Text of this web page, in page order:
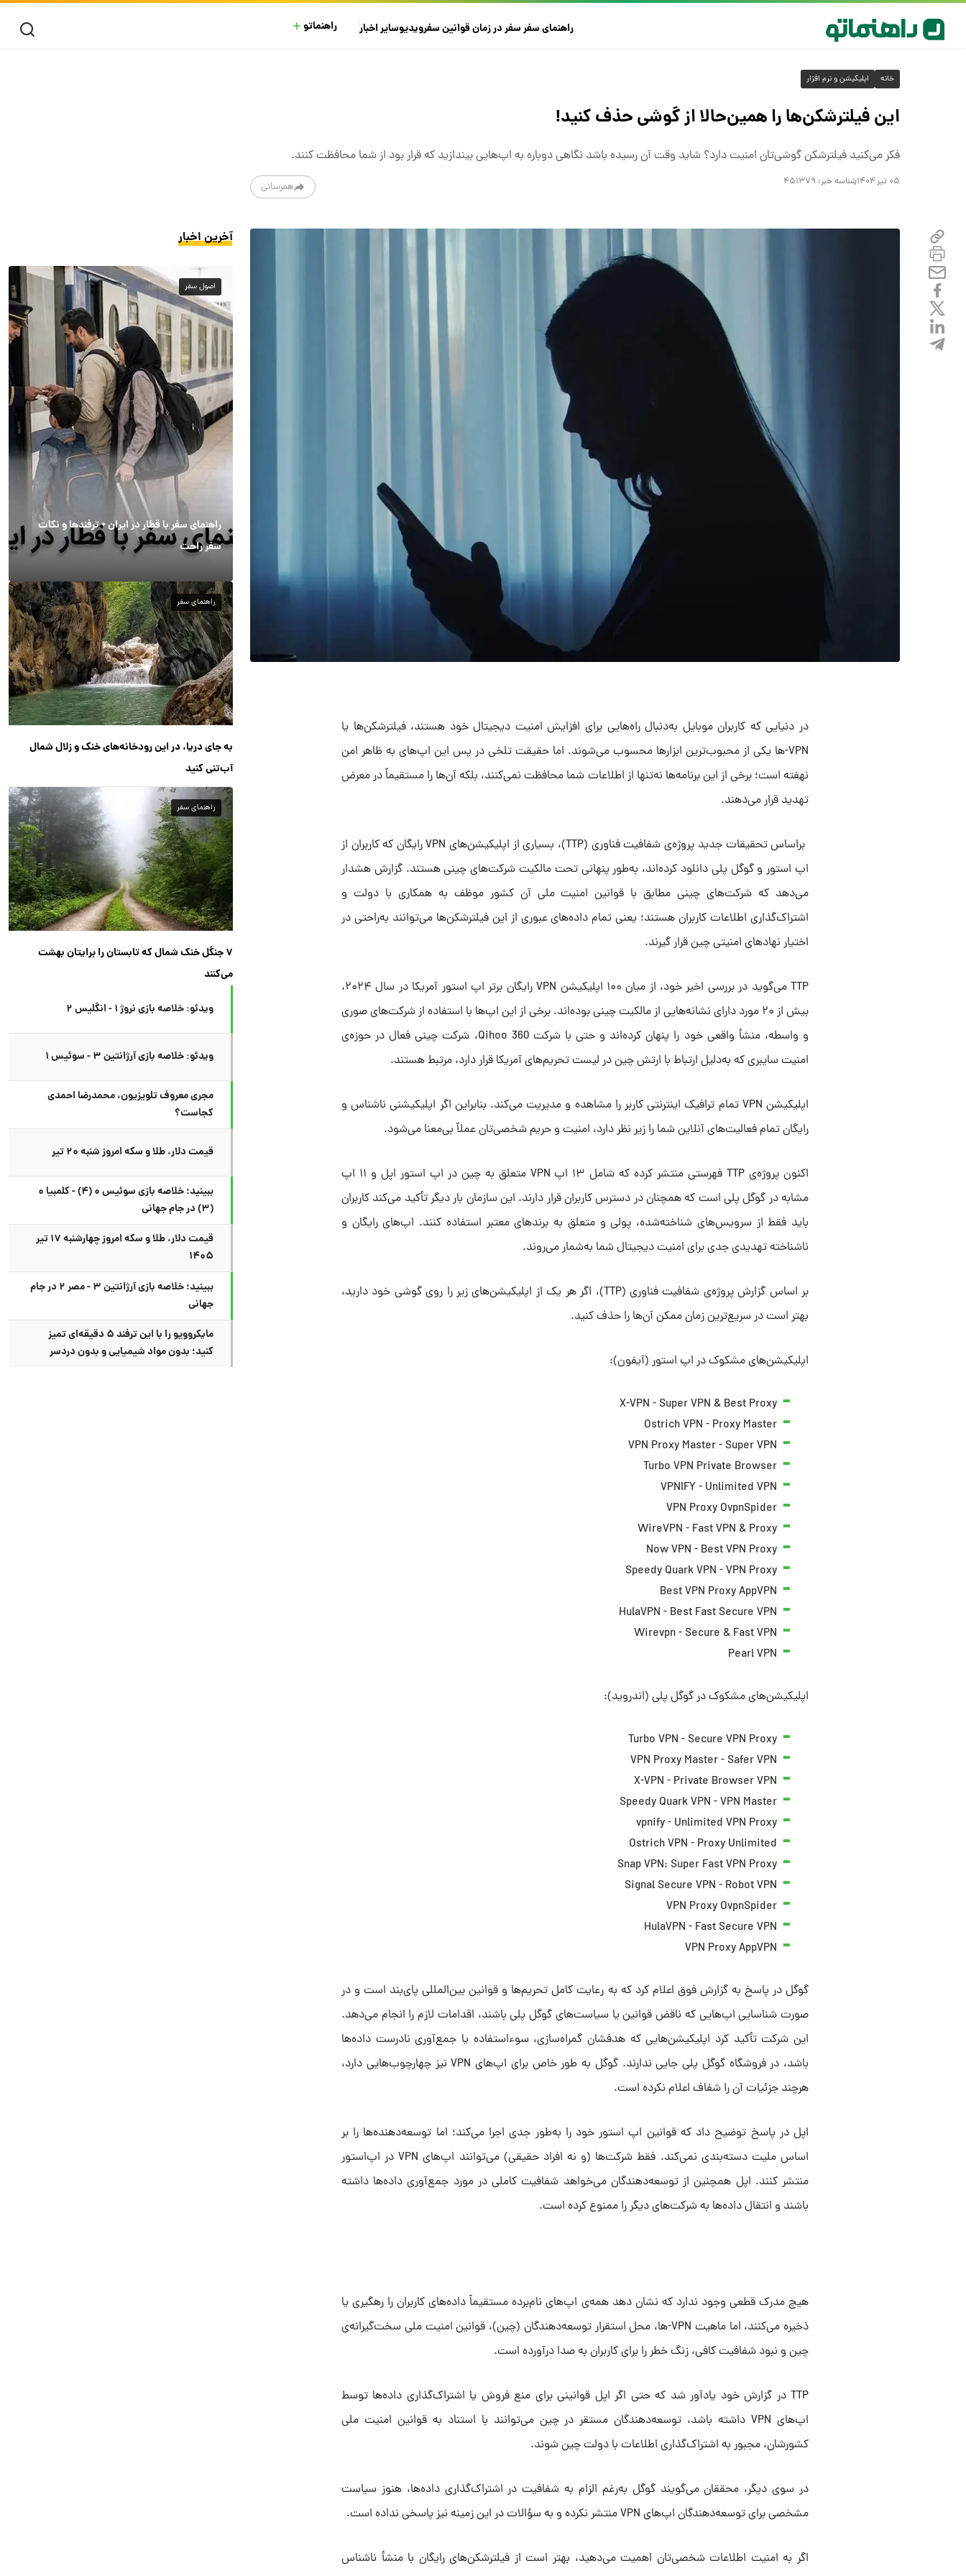
راهنمای سفرسفر در زمانقوانین سفرویدیوسایراخبار راهنماتو
خانه اپلیکیشن و نرم افزار
این فیلترشکن‌ها را همین‌حالا از گوشی حذف کنید!
فکر می‌کنید فیلترشکن گوشی‌تان امنیت دارد؟ شاید وقت آن رسیده باشد نگاهی دوباره به اپ‌هایی بیندازید که قرار بود از شما محافظت کنند.
۰۵ تیر ۱۴۰۴ شناسه خبر: ۴۵۱۳۷۹ همرسانی
در دنیایی که کاربران موبایل به‌دنبال راه‌هایی برای افزایش امنیت دیجیتال خود هستند، فیلترشکن‌ها یا
VPN-ها یکی از محبوب‌ترین ابزارها محسوب می‌شوند. اما حقیقت تلخی در پس این اپ‌های به ظاهر امن
نهفته است؛ برخی از این برنامه‌ها نه‌تنها از اطلاعات شما محافظت نمی‌کنند، بلکه آن‌ها را مستقیماً در معرض
تهدید قرار می‌دهند.
براساس تحقیقات جدید پروژه‌ی شفافیت فناوری (TTP)، بسیاری از اپلیکیشن‌های VPN رایگان که کاربران از
اپ استور و گوگل پلی دانلود کرده‌اند، به‌طور پنهانی تحت مالکیت شرکت‌های چینی هستند. گزارش هشدار
می‌دهد که شرکت‌های چینی مطابق با قوانین امنیت ملی آن کشور موظف به همکاری با دولت و
اشتراک‌گذاری اطلاعات کاربران هستند؛ یعنی تمام داده‌های عبوری از این فیلترشکن‌ها می‌توانند به‌راحتی در
اختیار نهادهای امنیتی چین قرار گیرند.
TTP می‌گوید در بررسی اخیر خود، از میان ۱۰۰ اپلیکیشن VPN رایگان برتر اپ استور آمریکا در سال ۲۰۲۴،
بیش از ۲۰ مورد دارای نشانه‌هایی از مالکیت چینی بوده‌اند. برخی از این اپ‌ها با استفاده از شرکت‌های صوری
و واسطه، منشأ واقعی خود را پنهان کرده‌اند و حتی با شرکت Qihoo 360، شرکت چینی فعال در حوزه‌ی
امنیت سایبری که به‌دلیل ارتباط با ارتش چین در لیست تحریم‌های آمریکا قرار دارد، مرتبط هستند.
اپلیکیشن VPN تمام ترافیک اینترنتی کاربر را مشاهده و مدیریت می‌کند. بنابراین اگر اپلیکیشنی ناشناس و
رایگان تمام فعالیت‌های آنلاین شما را زیر نظر دارد، امنیت و حریم شخصی‌تان عملاً بی‌معنا می‌شود.
اکنون پروژه‌ی TTP فهرستی منتشر کرده که شامل ۱۳ اپ VPN متعلق به چین در اپ استور اپل و ۱۱ اپ
مشابه در گوگل پلی است که همچنان در دسترس کاربران قرار دارند. این سازمان بار دیگر تأکید می‌کند کاربران
باید فقط از سرویس‌های شناخته‌شده، پولی و متعلق به برندهای معتبر استفاده کنند. اپ‌های رایگان و
ناشناخته تهدیدی جدی برای امنیت دیجیتال شما به‌شمار می‌روند.
بر اساس گزارش پروژه‌ی شفافیت فناوری (TTP)، اگر هر یک از اپلیکیشن‌های زیر را روی گوشی خود دارید،
بهتر است در سریع‌ترین زمان ممکن آن‌ها را حذف کنید.
اپلیکیشن‌های مشکوک در اپ استور (آیفون):
X-VPN - Super VPN & Best Proxy
Ostrich VPN - Proxy Master
VPN Proxy Master - Super VPN
Turbo VPN Private Browser
VPNIFY - Unlimited VPN
VPN Proxy OvpnSpider
WireVPN - Fast VPN & Proxy
Now VPN - Best VPN Proxy
Speedy Quark VPN - VPN Proxy
Best VPN Proxy AppVPN
HulaVPN - Best Fast Secure VPN
Wirevpn - Secure & Fast VPN
Pearl VPN
اپلیکیشن‌های مشکوک در گوگل پلی (اندروید):
Turbo VPN - Secure VPN Proxy
VPN Proxy Master - Safer VPN
X-VPN - Private Browser VPN
Speedy Quark VPN - VPN Master
vpnify - Unlimited VPN Proxy
Ostrich VPN - Proxy Unlimited
Snap VPN: Super Fast VPN Proxy
Signal Secure VPN - Robot VPN
VPN Proxy OvpnSpider
HulaVPN - Fast Secure VPN
VPN Proxy AppVPN
گوگل در پاسخ به گزارش فوق اعلام کرد که به رعایت کامل تحریم‌ها و قوانین بین‌المللی پای‌بند است و در
صورت شناسایی اپ‌هایی که ناقض قوانین یا سیاست‌های گوگل پلی باشند، اقدامات لازم را انجام می‌دهد.
این شرکت تأکید کرد اپلیکیشن‌هایی که هدفشان گمراه‌سازی، سوءاستفاده یا جمع‌آوری نادرست داده‌ها
باشد، در فروشگاه گوگل پلی جایی ندارند. گوگل به طور خاص برای اپ‌های VPN نیز چهارچوب‌هایی دارد،
هرچند جزئیات آن را شفاف اعلام نکرده است.
اپل در پاسخ توضیح داد که قوانین اپ استور خود را به‌طور جدی اجرا می‌کند؛ اما توسعه‌دهنده‌ها را بر
اساس ملیت دسته‌بندی نمی‌کند. فقط شرکت‌ها (و نه افراد حقیقی) می‌توانند اپ‌های VPN در اپ‌استور
منتشر کنند. اپل همچنین از توسعه‌دهندگان می‌خواهد شفافیت کاملی در مورد جمع‌آوری داده‌ها داشته
باشند و انتقال داده‌ها به شرکت‌های دیگر را ممنوع کرده است.
هیچ مدرک قطعی‌ وجود ندارد که نشان دهد همه‌ی اپ‌های نام‌برده مستقیماً داده‌های کاربران را رهگیری یا
ذخیره می‌کنند، اما ماهیت VPN-ها، محل استقرار توسعه‌دهندگان (چین)، قوانین امنیت ملی سخت‌گیرانه‌ی
چین و نبود شفافیت کافی، زنگ خطر را برای کاربران به صدا درآورده است.
TTP در گزارش خود یادآور شد که حتی اگر اپل قوانینی برای منع فروش یا اشتراک‌گذاری داده‌ها توسط
اپ‌های VPN داشته باشد، توسعه‌دهندگان مستقر در چین می‌توانند با استناد به قوانین امنیت ملی
کشورشان، مجبور به اشتراک‌گذاری اطلاعات با دولت چین شوند.
در سوی دیگر، محققان می‌گویند گوگل به‌رغم الزام به شفافیت در اشتراک‌گذاری داده‌ها، هنوز سیاست
مشخصی برای توسعه‌دهندگان اپ‌های VPN منتشر نکرده و به سؤالات در این زمینه نیز پاسخی نداده است.
اگر به امنیت اطلاعات شخصی‌تان اهمیت می‌دهید، بهتر است از فیلترشکن‌های رایگان با منشأ ناشناس
آخرین اخبار
اصول سفر
راهنمای سفر با قطار در ایران + ترفندها و نکات
سفر راحت
راهنمای سفر
به جای دریا، در این رودخانه‌های خنک و زلال شمال
آب‌تنی کنید
راهنمای سفر
۷ جنگل خنک شمال که تابستان را برایتان بهشت
می‌کنند
ویدئو: خلاصه بازی نروژ ۱ - انگلیس ۲
ویدئو: خلاصه بازی آرژانتین ۳ - سوئیس ۱
مجری معروف تلویزیون، محمدرضا احمدی
کجاست؟
قیمت دلار، طلا و سکه امروز شنبه ۲۰ تیر
ببینید؛ خلاصه بازی سوئیس ۰ (۴) - کلمبیا ۰
(۳) در جام جهانی
قیمت دلار، طلا و سکه امروز چهارشنبه ۱۷ تیر
۱۴۰۵
ببینید؛ خلاصه بازی آرژانتین ۳ - مصر ۲ در جام
جهانی
مایکروویو را با این ترفند ۵ دقیقه‌ای تمیز
کنید؛ بدون مواد شیمیایی و بدون دردسر